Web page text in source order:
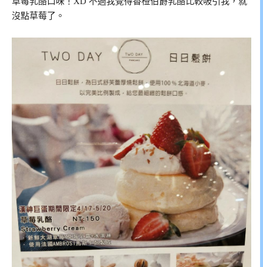
沒點草莓了。